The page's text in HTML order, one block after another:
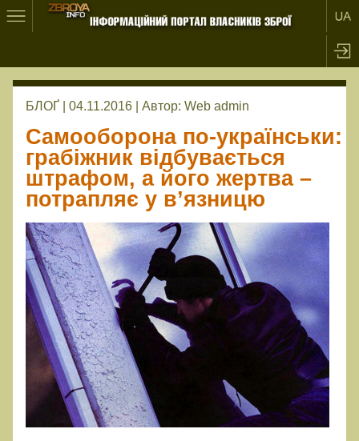
БЛОҐ | 04.11.2016 | Автор: Web admin
Самооборона по-українськи:
грабіжник відбувається
штрафом, а його жертва –
потрапляє у в’язницю